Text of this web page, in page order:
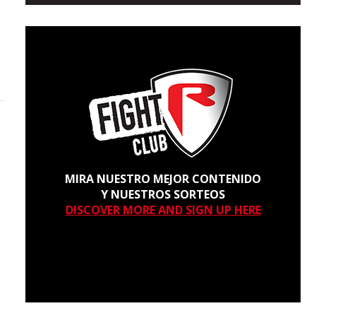
MIRA NUESTRO MEJOR CONTENIDO
Y NUESTROS SORTEOS
DISCOVER MORE AND SIGN UP HERE